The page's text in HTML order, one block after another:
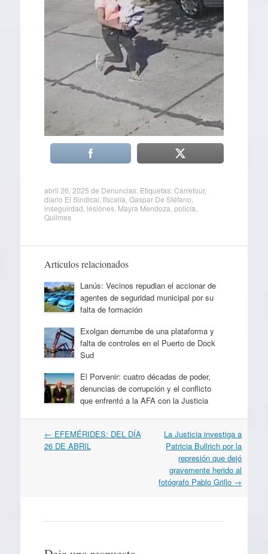
abril 26, 2025 de Denuncias. Etiquetas:Carrefour,
diario El Sindical fiscalía Gaspar De Stéfano
inseguirdad lesiones, Mayra Mendoza policía
Quilmes
Artículos relacionados
Lanús: Vecinos repudian el accionar de
agentes de seguridad municipal por su
falta de formación
Exolgan derrumbe de una plataforma y
falta de controles en el Puerto de Dock
Sud
El Porvenir: cuatro décadas de poder,
denuncias de corrupción y el conflicto
que enfrentó a la AFA con la Justicia
Navegación
por
← EFEMÉRIDES: DEL DÍA
26 DE ABRIL
La Justicia investiga a
Patricia Bullrich por la
represión que dejó
gravemente herido al
fotógrafo Pablo Grillo →